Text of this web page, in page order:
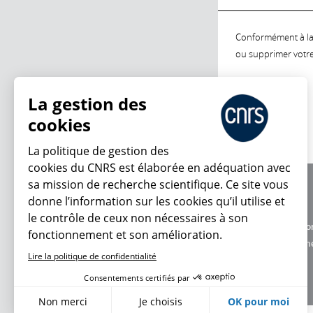
Conformément à
ou supprimer
Charte
Données
La gestion des
cookies
La politique de gestion des
cookies du CNRS est élaborée en adéquation avec
sa mission de recherche scientifique. Ce site vous
donne l’information sur les cookies qu’il utilise et
le contrôle de ceux non nécessaires à son
fonctionnement et son amélioration.
Lire la politique de confidentialité
Consentements certifiés par
Non merci Je choisis OK pour moi